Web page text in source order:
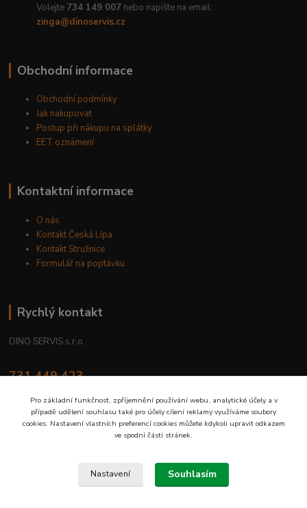
Volejte 734 149 007 nebo napište na email:
zinga@dinoservis.cz
Obchodní informace
Obchodní podmínky
Jak nakupovat
Postup při nákupu na splátky
EET oznámení
Kontaktní informace
O nás
Kontakt Česká Lípa
Kontakt Stružnice
Formulář na poptávku
Rychlý kontakt
DINO SERVIS s.r.o.
731 449 423
prodejna@dinoservis.cz
Pro základní funkčnost, zpříjemnění používání webu, analytické účely a v
případě udělení souhlasu také pro účely cílení reklamy využíváme soubory
cookies. Nastavení vlastních preferencí cookies můžete kdykoli upravit odkazem
ve spodní části stránek.
Nastavení Souhlasím